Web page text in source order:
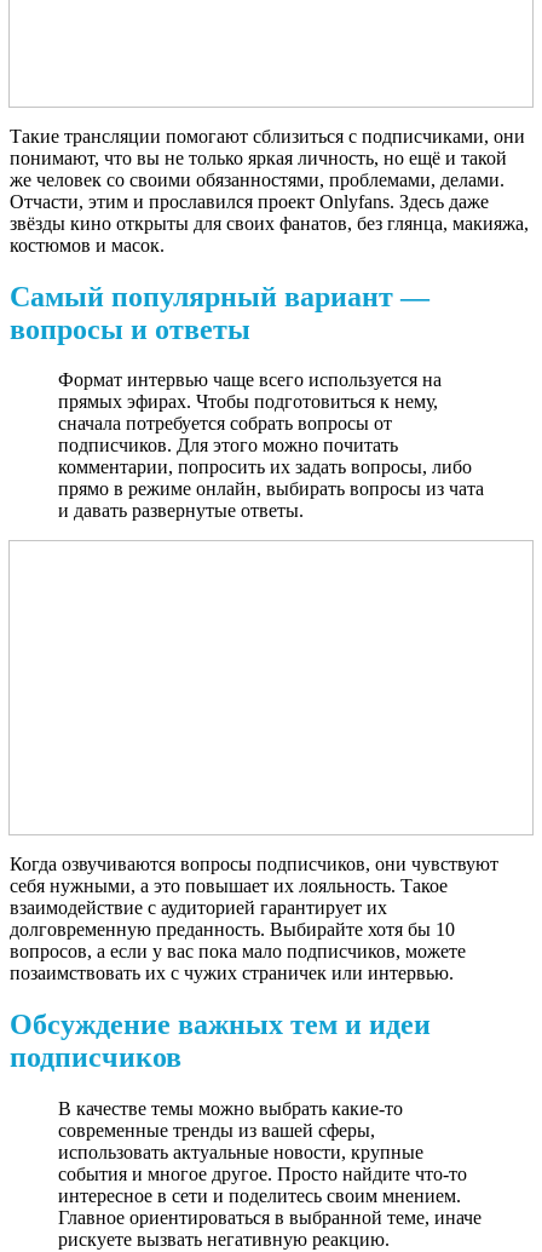
Такие трансляции помогают сблизиться с подписчиками, они
понимают, что вы не только яркая личность, но ещё и такой
же человек со своими обязанностями, проблемами, делами.
Отчасти, этим и прославился проект Onlyfans. Здесь даже
звёзды кино открыты для своих фанатов, без глянца, макияжа,
костюмов и масок.
Самый популярный вариант —
вопросы и ответы
Формат интервью чаще всего используется на
прямых эфирах. Чтобы подготовиться к нему,
сначала потребуется собрать вопросы от
подписчиков. Для этого можно почитать
комментарии, попросить их задать вопросы, либо
прямо в режиме онлайн, выбирать вопросы из чата
и давать развернутые ответы.
Когда озвучиваются вопросы подписчиков, они чувствуют
себя нужными, а это повышает их лояльность. Такое
взаимодействие с аудиторией гарантирует их
долговременную преданность. Выбирайте хотя бы 10
вопросов, а если у вас пока мало подписчиков, можете
позаимствовать их с чужих страничек или интервью.
Обсуждение важных тем и идеи
подписчиков
В качестве темы можно выбрать какие-то
современные тренды из вашей сферы,
использовать актуальные новости, крупные
события и многое другое. Просто найдите что-то
интересное в сети и поделитесь своим мнением.
Главное ориентироваться в выбранной теме, иначе
рискуете вызвать негативную реакцию.